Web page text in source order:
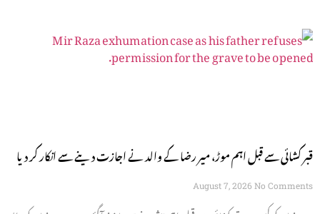
قبر کشائی سے قبل اہم موڑ، میر رضا کے والد نے اجازت دینے سے انکار کر دیا
August 7, 2026 No Comments